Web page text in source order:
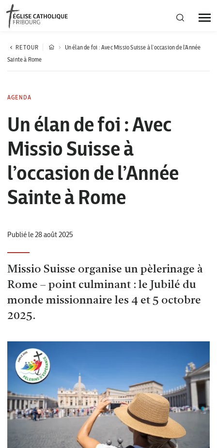
Région diocésaine
Corporation cantonale
RETOUR
Un élan de foi : Avec Missio Suisse à l’occasion de l’Année
Sainte à Rome
AGENDA
Un élan de foi : Avec
Missio Suisse à
l’occasion de l’Année
Sainte à Rome
Publié le 28 août 2025
Missio Suisse organise un pèlerinage à
Rome – point culminant : le Jubilé du
monde missionnaire les 4 et 5 octobre
2025.